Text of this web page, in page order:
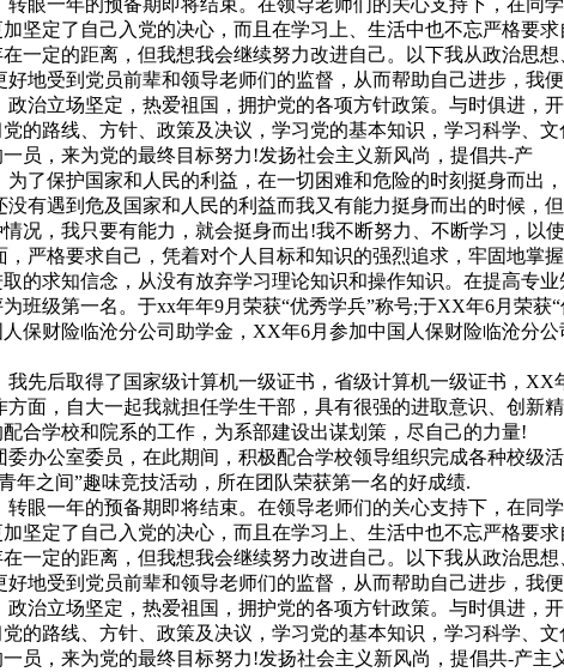
年的预备期即将结束。在领导老师们的关心支持下，在同学
坚定了自己入党的决心，而且在学习上、生活中也不忘严格要
一定的距离，但我想我会继续努力改进自己。以下我从政治思
到党员前辈和领导老师们的监督，从而帮助自己进步，我便
场坚定，热爱祖国，拥护党的各项方针政策。与时俱进，开
的路线、方针、政策及决议，学习党的基本知识，学习科学、
员，来为党的最终目标努力!发扬社会主义新风尚，提倡共-产
护国家和人民的利益，在一切困难和危险的时刻挺身而出，
到危及国家和人民的利益而我又有能力挺身而出的时候，但
况，我只要有能力，就会挺身而出!我不断努力、不断学习，以
要求自己，凭着对个人目标和知识的强烈追求，牢固地掌握
的求知信念，从没有放弃学习理论知识和操作知识。在提高专
班级第一名。于xx年年9月荣获“优秀学兵”称号;于XX年6月荣
保财险临沧分公司助学金，XX年6月参加中国人保财险临沧分
取得了国家级计算机一级证书，省级计算机一级证书，XX年
自大一起我就担任学生干部，具有很强的进取意识、创新精
合学校和院系的工作，为系部建设出谋划策，尽自己的力量!
室委员，在此期间，积极配合学校领导组织完成各种校级活
年之间”趣味竞技活动，所在团队荣获第一名的好成绩.
年的预备期即将结束。在领导老师们的关心支持下，在同学
坚定了自己入党的决心，而且在学习上、生活中也不忘严格要
一定的距离，但我想我会继续努力改进自己。以下我从政治思
到党员前辈和领导老师们的监督，从而帮助自己进步，我便
场坚定，热爱祖国，拥护党的各项方针政策。与时俱进，开
的路线、方针、政策及决议，学习党的基本知识，学习科学、
员，来为党的最终目标努力!发扬社会主义新风尚，提倡共-产